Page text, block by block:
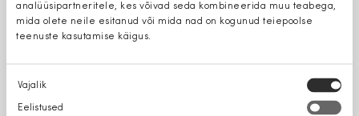
analüüsipartneritele, kes võivad seda kombineerida muu teabega,
mida olete neile esitanud või mida nad on kogunud teiepoolse
teenuste kasutamise käigus.
Nõusoleku
valik
Vajalik
Eelistused